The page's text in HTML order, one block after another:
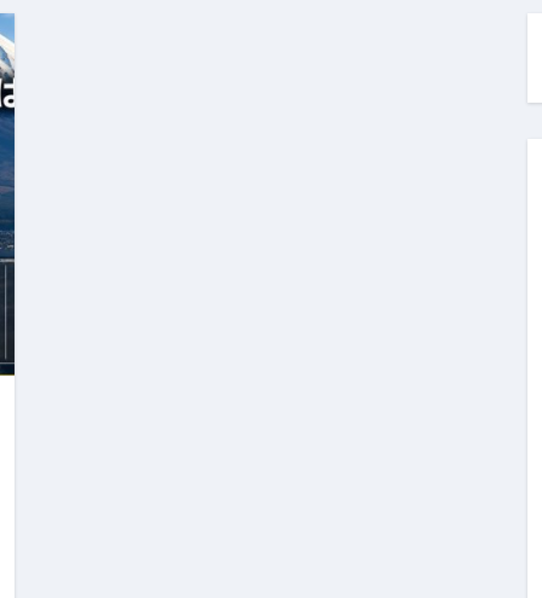
・記憶・名言・人生哲学から読み解く生き方
定は危険？情報収集との関係と見分け方を解説
｜最新観測データと前兆現象を徹底解説【2026】
の関連性は？
」取り扱い開始＆リリース記念キャンペーン【ムームードメ
ン」がもらえる超お得アプリ
かるのか？勘定科目・仕訳・申告書記載方法
れが日本が残念な国になった理由です。国民は●●をしな
を妄想シナリオ検証してみた！ズボラ株投資
】一覧※YouTubeブログSNS共通
実に取り組むべき！ #shorts
っかからないための方法 #投資詐欺 #詐欺 #弁護士 #法律